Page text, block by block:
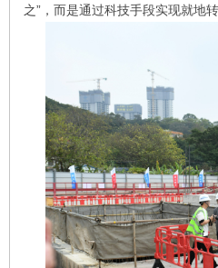
之”，而是通过科技手段实现就地